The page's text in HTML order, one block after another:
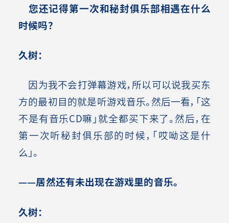
您还记得第一次和秘封俱乐部相遇在什么
时候吗？
久树：
因为我不会打弹幕游戏，所以可以说我买东
方的最初目的就是听游戏音乐。然后一看，「这
不是有音乐CD嘛」就全都买下来了。然后，在
第一次听秘封俱乐部的时候，「哎呦这是什
么」。
——居然还有未出现在游戏里的音乐。
久树：